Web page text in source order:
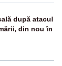
după atacul
din nou în